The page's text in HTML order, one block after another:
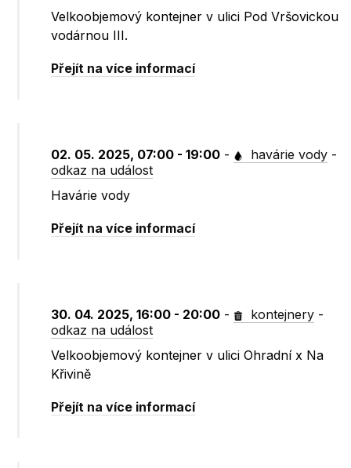
Velkoobjemový kontejner v ulici Pod Vršovickou
vodárnou III.
Přejít na více informací
02. 05. 2025, 07:00 - 19:00 - havárie vody -
odkaz na událost
Havárie vody
Přejít na více informací
30. 04. 2025, 16:00 - 20:00 - kontejnery -
odkaz na událost
Velkoobjemový kontejner v ulici Ohradní x Na
Křivině
Přejít na více informací